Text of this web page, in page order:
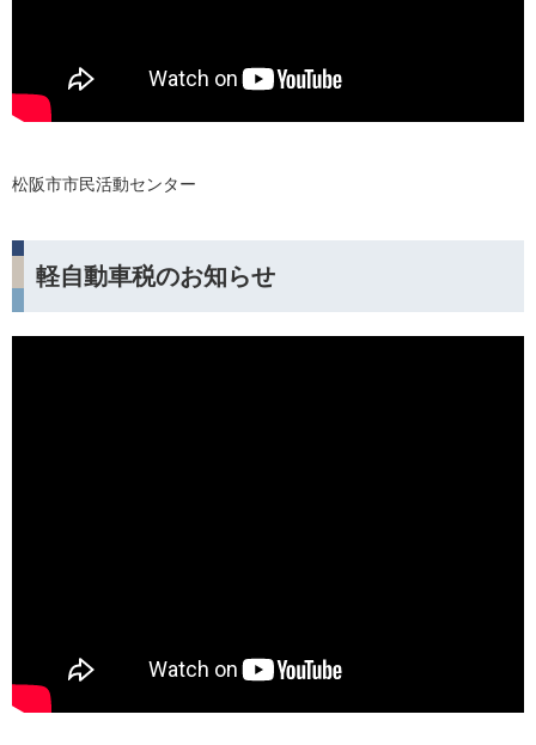
松阪市市民活動センター
軽自動車税のお知らせ